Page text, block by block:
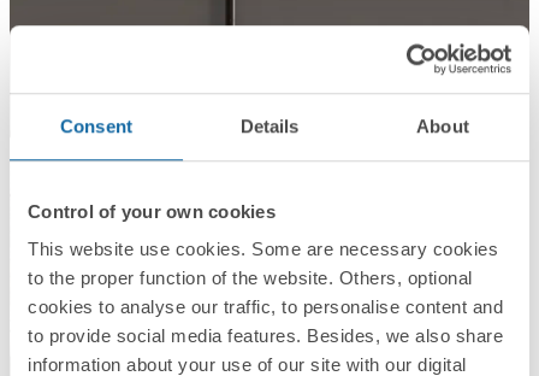
Consent Details About
Control of your own cookies
This website use cookies. Some are necessary cookies
to the proper function of the website. Others, optional
cookies to analyse our traffic, to personalise content and
to provide social media features. Besides, we also share
information about your use of our site with our digital